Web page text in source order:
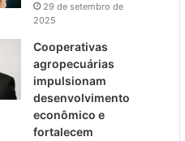
29 de setembro de
2025
Cooperativas
agropecuárias
impulsionam
desenvolvimento
econômico e
fortalecem